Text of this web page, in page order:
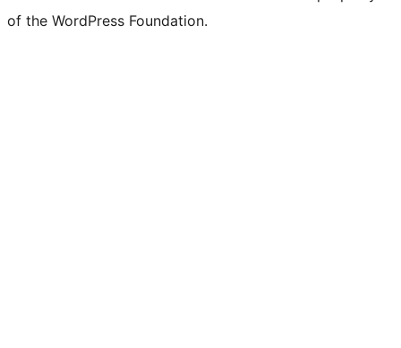
of the WordPress Foundation.